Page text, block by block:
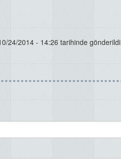
24/2014 - 14:26 tarihinde gönderildi